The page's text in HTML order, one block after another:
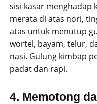
sisi kasar menghadap
merata di atas nori,
atas untuk menutup
wortel, bayam, telur,
nasi. Gulung kimbap
padat dan rapi.
4. Memotong